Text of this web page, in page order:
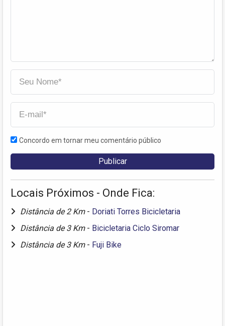
Concordo em tornar meu comentário público
Locais Próximos - Onde Fica:
Distância de 2 Km - Doriati Torres Bicicletaria
Distância de 3 Km - Bicicletaria Ciclo Siromar
Distância de 3 Km - Fuji Bike